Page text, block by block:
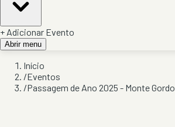
+ Adicionar Evento
Abrir menu
Início
/Eventos
/Passagem de Ano 2025 - Monte Gordo